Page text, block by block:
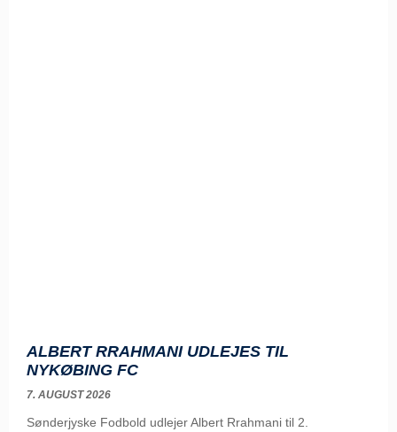
ALBERT RRAHMANI UDLEJES TIL
NYKØBING FC
7. AUGUST 2026
Sønderjyske Fodbold udlejer Albert Rrahmani til 2.